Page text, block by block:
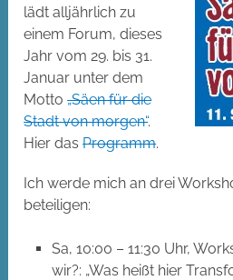
lädt alljährlich zu
einem Forum, dieses
Jahr vom 29. bis 31.
Januar unter dem
Motto„Säen für die
Stadt von morgen“.
Hier dasProgramm.
Ich werde mich an drei
beteiligen:
Sa, 10:00 – 11:30 Uhr,
wir?: „Was heißt hier